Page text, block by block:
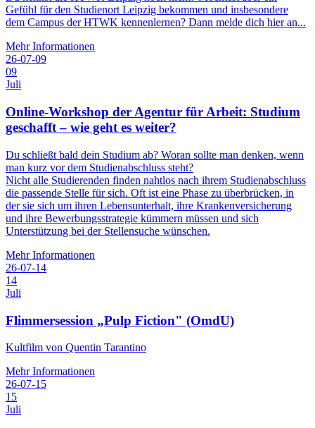
Gefühl für den Studienort Leipzig bekommen und insbesondere
dem Campus der HTWK kennenlernen? Dann melde dich hier an...
Mehr Informationen
26-07-09
09
Juli
Online-Workshop der Agentur für Arbeit: Studium
geschafft – wie geht es weiter?
Du schließt bald dein Studium ab? Woran sollte man denken, wenn
man kurz vor dem Studienabschluss steht?
Nicht alle Studierenden finden nahtlos nach ihrem Studienabschluss
die passende Stelle für sich. Oft ist eine Phase zu überbrücken, in
der sie sich um ihren Lebensunterhalt, ihre Krankenversicherung
und ihre Bewerbungsstrategie kümmern müssen und sich
Unterstützung bei der Stellensuche wünschen.
Mehr Informationen
26-07-14
14
Juli
Flimmersession „Pulp Fiction" (OmdU)
Kultfilm von Quentin Tarantino
Mehr Informationen
26-07-15
15
Juli